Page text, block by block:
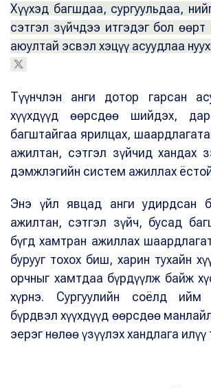
Хүүхэд багшдаа, сургуульдаа,
сэтгэл зүйчдээ итгэдэг бол өөрт
аюултай эсвэл хэцүү асуудлаа
Түүнчлэн анги дотор гарсан
хүүхдүүд өөрсдөө шийдэх,
багштайгаа ярилцах,
ажилтан, сэтгэл зүйчид хандах
дэмжлэгийн систем ажиллах
Энэ үйл явцад анги удирдсан
ажилтан, сэтгэл зүйч, бусад
бүгд хамтран ажиллах
бурууг тохох биш, харин тухайн
орчныг хамтдаа бүрдүүлж байж
хүрнэ. Сургуулийн соёлд ийм
бүрдвэл хүүхдүүд өөрсдөө
эерэг нөлөө үзүүлэх хандлага